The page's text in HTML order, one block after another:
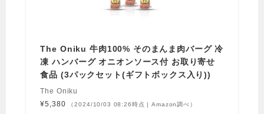
The Oniku 牛肉100% そのまんま肉バーグ 冷
凍 ハンバーグ オニオンソース付 お取り寄せ
食品 (3パックセット(ギフトボックス入り))
The Oniku
¥5,380
（2024/10/03 08:26時点 | Amazon調べ）